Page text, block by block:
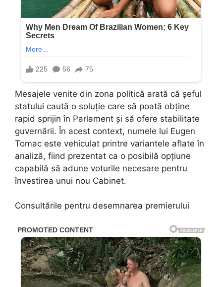
Mesajele venite din zona politică arată că șeful
statului caută o soluție care să poată obține
rapid sprijin în Parlament și să ofere stabilitate
guvernării. În acest context, numele lui Eugen
Tomac este vehiculat printre variantele aflate în
analiză, fiind prezentat ca o posibilă opțiune
capabilă să adune voturile necesare pentru
învestirea unui nou Cabinet.
Consultările pentru desemnarea premierului